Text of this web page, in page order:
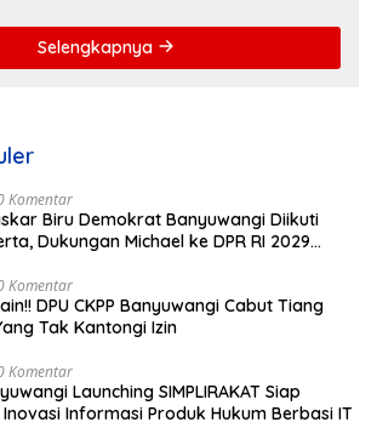
Selengkapnya
Komentar
Biru Demokrat Banyuwangi Diikuti
Dukungan Michael ke DPR RI 2029
Komentar
DPU CKPP Banyuwangi Cabut Tiang
Tak Kantongi Izin
Komentar
Launching SIMPLIRAKAT Siap
Informasi Produk Hukum Berbasi IT